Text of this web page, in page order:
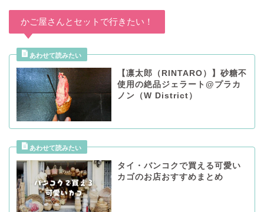
かご屋さんとセットで行きたい！
【凛太郎（RINTARO）】砂糖不
使用の絶品ジェラート@プラカ
ノン（W District）
タイ・バンコクで買える可愛い
カゴのお店おすすめまとめ